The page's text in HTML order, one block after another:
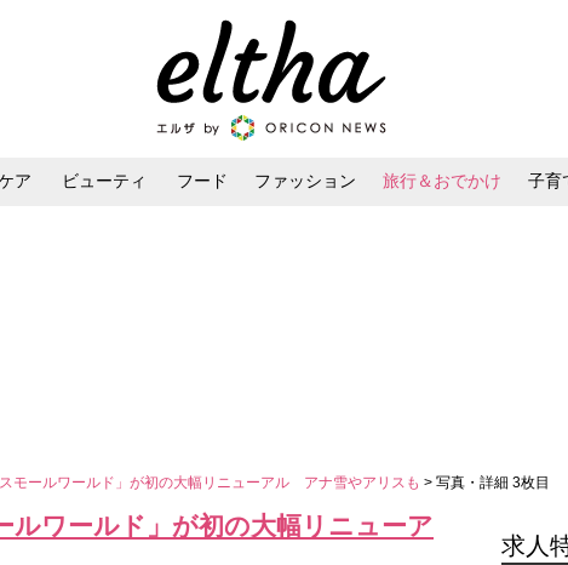
ア ビューティ フード ファッション 旅行＆おでかけ 子育
モールワールド」が初の大幅リニューアル アナ雪やアリスも > 写真・詳細 3枚目
ルワールド」が初の大幅リニューア
求人